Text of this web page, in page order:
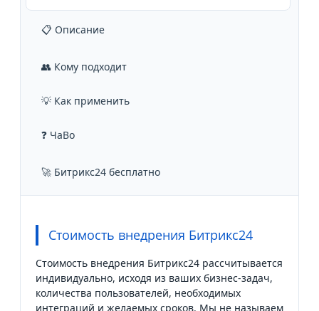
📋 Описание
👥 Кому подходит
💡 Как применить
❓ ЧаВо
🚀 Битрикс24 бесплатно
Стоимость внедрения Битрикс24
Стоимость внедрения Битрикс24 рассчитывается
индивидуально, исходя из ваших бизнес-задач,
количества пользователей, необходимых
интеграций и желаемых сроков. Мы не называем